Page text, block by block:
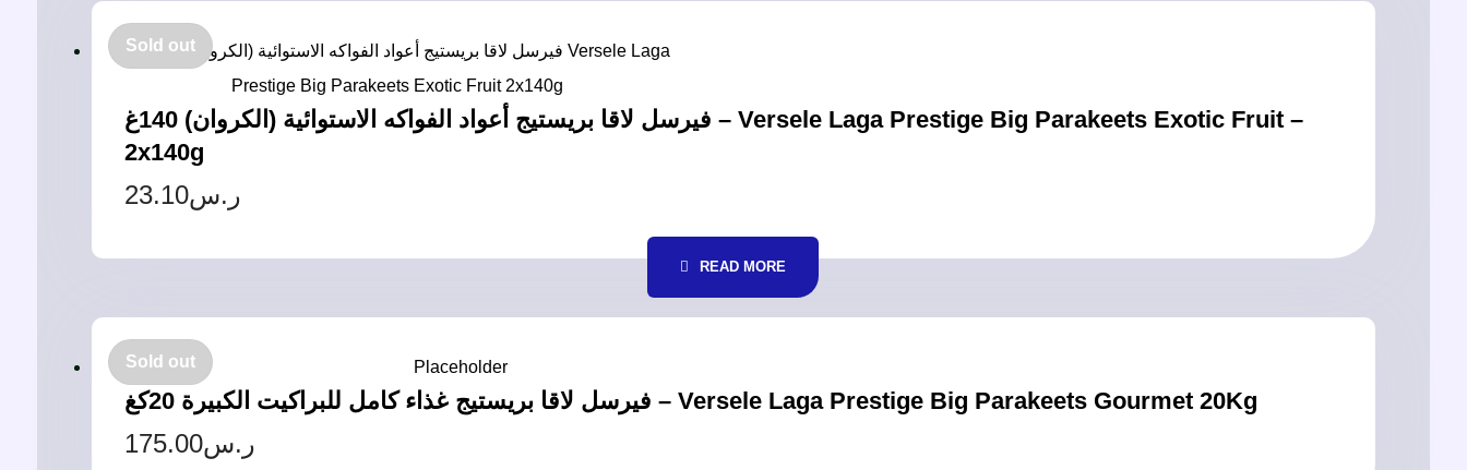
فيرسل لاقا بريستيج أعواد الفواكه الاستوائية (الكروان) 140غ – Versele Laga Prestige Big Parakeets Exotic Fruit –
2x140g
ر.س23.10
Sold out
READ MORE
فيرسل لاقا بريستيج غذاء كامل للبراكيت الكبيرة 20كغ – Versele Laga Prestige Big Parakeets Gourmet 20Kg
ر.س175.00
Sold out